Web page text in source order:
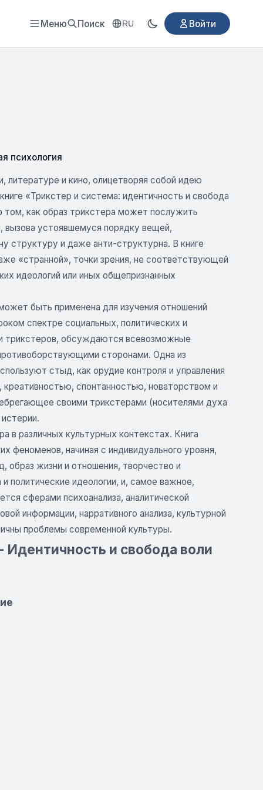
Меню Поиск RU Войти
психология
литературе и кино, олицетворяя собой идею
«Трикстер и система: идентичность и свобода
как образ трикстера может послужить
вызова устоявшемуся порядку вещей,
структуру и даже анти-структурна. В книге
«странной», точки зрения, не соответствующей
идеологий или иных общепризнанных
быть применена для изучения отношений
спектре социальных, политических и
трикстеров, обсуждаются всевозможные
сторонами. Одна из
стыд, как орудие контроля и управления
спонтанностью, новаторством и
своими трикстерами (носителями духа
в различных культурных контекстах. Книга
феноменов, начиная с индивидуального уровня,
образ жизни и отношения, творчество и
политические идеологии, и, самое важное,
сферами психоанализа, аналитической
информации, нарративного анализа, культурной
проблемы современной культуры.
и свобода воли